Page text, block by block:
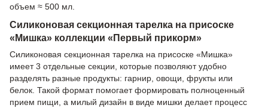
объем ≈ 500 мл.
Силиконовая секционная тарелка на присоске
«Мишка» коллекции «Первый прикорм»
Силиконовая секционная тарелка на присоске «Мишка»
имеет 3 отдельные секции, которые позволяют удобно
разделять разные продукты: гарнир, овощи, фрукты или
белок. Такой формат помогает формировать полноценный
прием пищи, а милый дизайн в виде мишки делает процесс